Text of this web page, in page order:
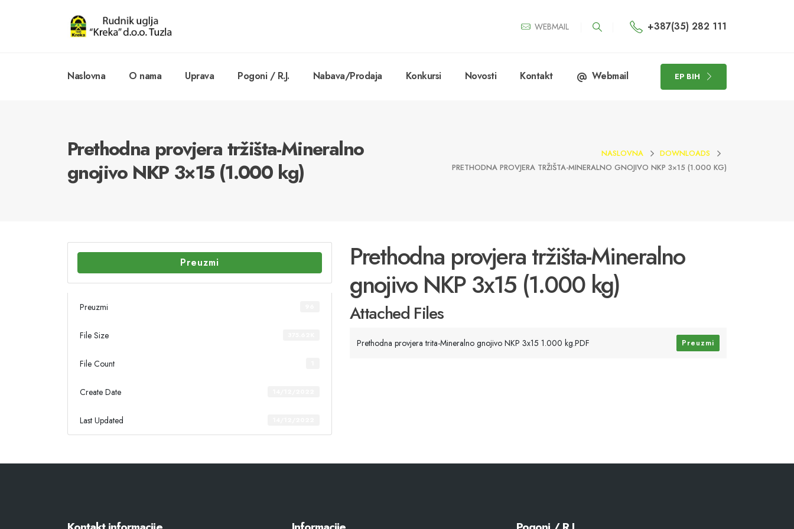
WEBMAIL +387(35) 282 111
Naslovna O nama Uprava Pogoni / R.J. Nabava/Prodaja Konkursi Novosti Kontakt Webmail EP BIH
Prethodna provjera tržišta-Mineralno
gnojivo NKP 3×15 (1.000 kg)
NASLOVNA
DOWNLOADS
PRETHODNA PROVJERA TRŽIŠTA-MINERALNO GNOJIVO NKP 3×15 (1.000 KG)
Preuzmi
Preuzmi
File Size
File Count
Create Date
Last Updated
Prethodna provjera tržišta-Mineralno
gnojivo NKP 3x15 (1.000 kg)
Attached Files
Prethodna provjera trita-Mineralno gnojivo NKP 3x15 1.000 kg.PDF Preuzmi